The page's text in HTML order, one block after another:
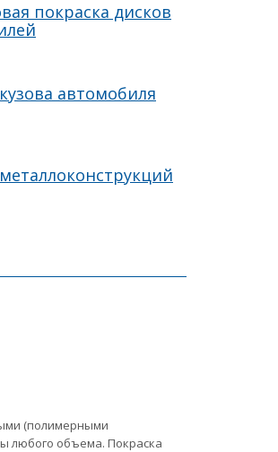
покраска дисков
автомобиля
(полимерными
любого объема. Покраска